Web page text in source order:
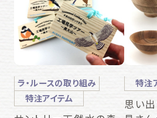
ラ・ルースの取り組み
特注アイテム
特注
思い出